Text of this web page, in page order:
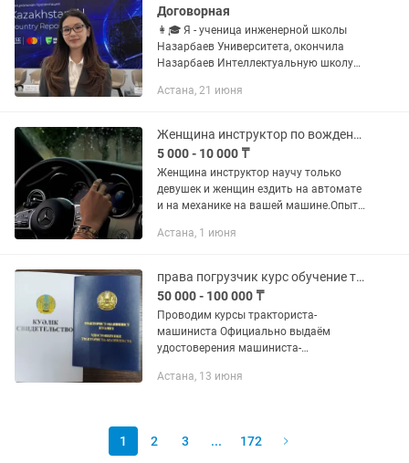
Договорная
👩🎓 Я - ученица инженерной школы
Назарбаев Университета, окончила
Назарбаев Интеллектуальную школу
результатами: 📚SAT: 1490 из 1600
Астана, 21 июня
Женщина инструктор по вождению
5 000 - 10 000 ₸
Женщина инструктор научу только
девушек и женщин ездить на автомате
и на механике на вашей машине.Опыт
Астана, 1 июня
права погрузчик курс обучение трактор экскаватор
50 000 - 100 000 ₸
Проводим курсы тракториста-
машиниста Официально выдаём
удостоверения машиниста-
любой спецтехники по всей Республике
Астана, 13 июня
1 2 3 ... 172